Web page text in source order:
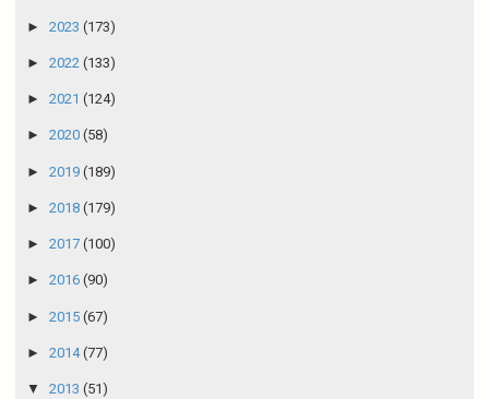
► 2023 (173)
► 2022 (133)
► 2021 (124)
► 2020 (58)
► 2019 (189)
► 2018 (179)
► 2017 (100)
► 2016 (90)
► 2015 (67)
► 2014(77)
▼ 2013 (51)